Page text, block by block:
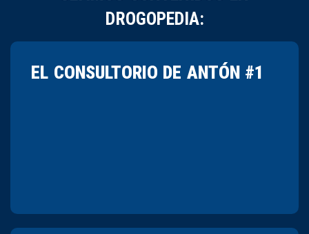
DROGOPEDIA:
EL CONSULTORIO DE ANTÓN #1